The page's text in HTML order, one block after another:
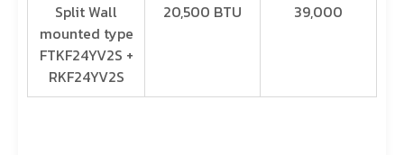
Split Wall
mounted type
FTKF24YV2S +
RKF24YV2S
20,500 BTU 39,000